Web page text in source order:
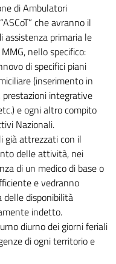
di Ambulatori
che avranno il
primaria le
nello specifico:
di specifici piani
(inserimento in
integrative
e ogni altro compito
Nazionali.
già attrezzati con il
delle attività, nei
di un medico di base o
e vedranno
delle disponibilità
indetto.
diurno dei giorni feriali
di ogni territorio e